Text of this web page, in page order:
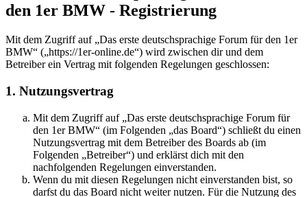
den 1er BMW - Registrierung
Mit dem Zugriff auf „Das erste deutschsprachige Forum für den 1er
BMW“ („https://1er-online.de“) wird zwischen dir und dem
Betreiber ein Vertrag mit folgenden Regelungen geschlossen:
1. Nutzungsvertrag
Mit dem Zugriff auf „Das erste deutschsprachige Forum für
den 1er BMW“ (im Folgenden „das Board“) schließt du einen
Nutzungsvertrag mit dem Betreiber des Boards ab (im
Folgenden „Betreiber“) und erklärst dich mit den
nachfolgenden Regelungen einverstanden.
Wenn du mit diesen Regelungen nicht einverstanden bist, so
darfst du das Board nicht weiter nutzen. Für die Nutzung des